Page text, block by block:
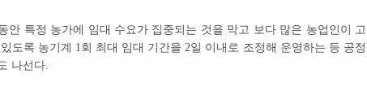
안 특정 농가에 임대 수요가 집중되는 것을 막고 보다 많은 농업인이 고
도록 농기계 1회 최대 임대 기간을 2일 이내로 조정해 운영하는 등 공정
나선다.